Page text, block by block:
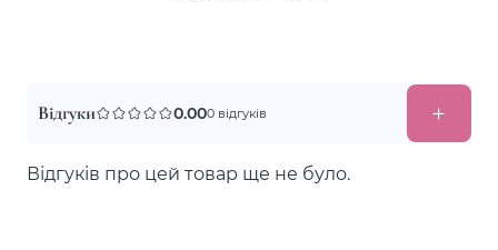
Відгуки 0.000 відгуків
Відгуків про цей товар ще не було.